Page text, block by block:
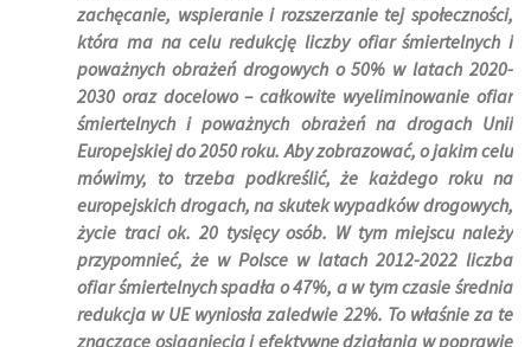
zachęcanie, wspieranie i rozszerzanie tej społeczności,
która ma na celu redukcję liczby ofiar śmiertelnych i
poważnych obrażeń drogowych o 50% w latach 2020-
2030 oraz docelowo – całkowite wyeliminowanie ofiar
śmiertelnych i poważnych obrażeń na drogach Unii
Europejskiej do 2050 roku.Aby zobrazować, o jakim celu
mówimy, to trzeba podkreślić, że każdego roku na
europejskich drogach, na skutek wypadków drogowych,
życie traci ok. 20 tysięcy osób. W tym miejscu należy
przypomnieć, że w Polsce w latach 2012-2022 liczba
ofiar śmiertelnych spadła o 47%, a w tym czasie średnia
redukcja w UE wyniosła zaledwie 22%. To właśnie za te
znaczące osiągnięcia i efektywne działania w poprawie